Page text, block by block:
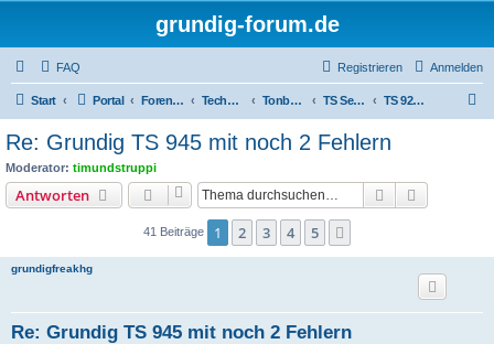
grundig-forum.de
FAQ Anmelden
Registrieren
Start Portal Foren-Übersicht Technik Foren Tonbandgeräte TS Serien TS 925/945
Re: Grundig TS 945 mit noch 2 Fehlern
Moderator: timundstruppi
Antworten Suche
41 Beiträge 1 2 3 4 5
grundigfreakhg
Re: Grundig TS 945 mit noch 2 Fehlern